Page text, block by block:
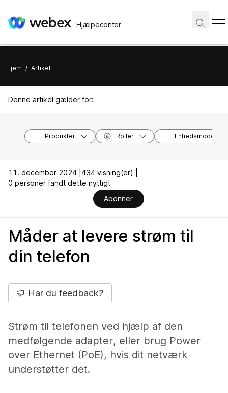
Hjælpecenter
Hjem / Artikel
Denne artikel gælder for:
Produkter Roller Enhedsmodeller
11. december 2024 | 434 visning(er) |
0 personer fandt dette nyttigt
Abonner
Måder at levere strøm til
din telefon
Har du feedback?
Strøm til telefonen ved hjælp af den
medfølgende adapter, eller brug Power
over Ethernet (PoE), hvis dit netværk
understøtter det.